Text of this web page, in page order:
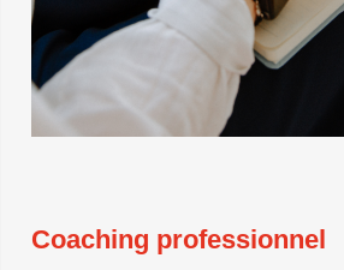
Coaching professionnel